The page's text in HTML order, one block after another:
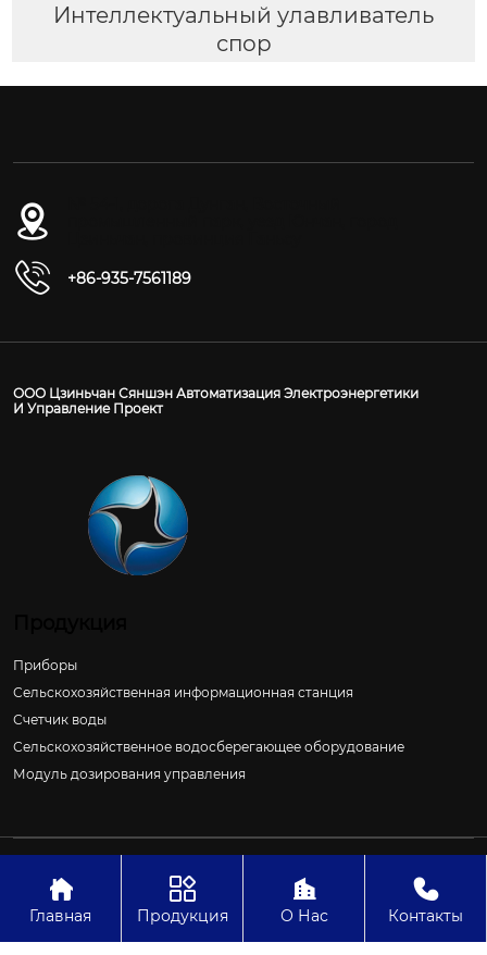
Интеллектуальный улавливатель
спор
+86-935-7561189
ООО Цзиньчан Сяншэн Автоматизация Электроэнергетики
И Управление Проект
Приборы
Сельскохозяйственная информационная станция
Счетчик воды
Сельскохозяйственное водосберегающее оборудование
Модуль дозирования управления
Электроэнергетики И Управление Проект

Главная

Продукция

О Нас

Контакты